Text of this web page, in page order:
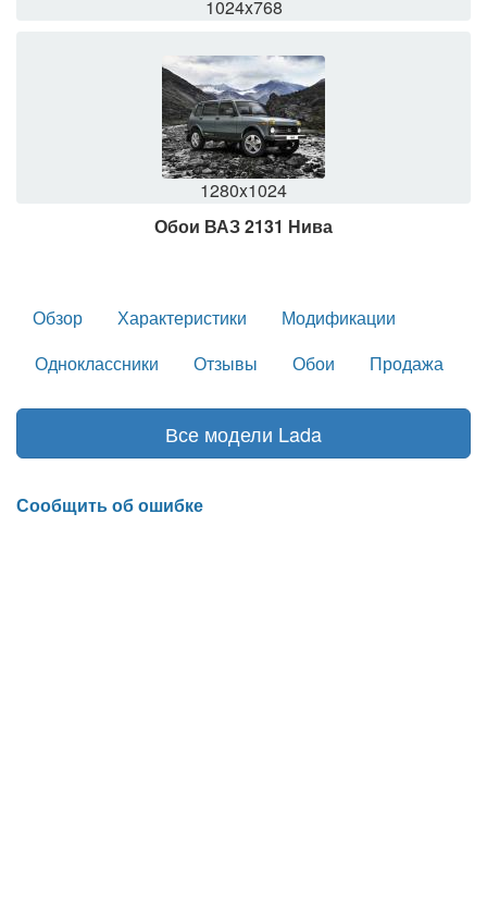
1024x768
1280x1024
Обои ВАЗ 2131 Нива
Обзор Характеристики
Модификации
Одноклассники
Отзывы Обои Продажа
Все модели Lada
Сообщить об ошибке